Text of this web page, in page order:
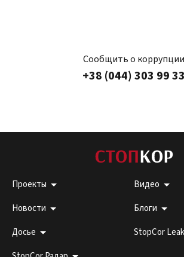
Сообщить о коррупции
+38 (044) 303 99 33
Проекты
Видео
Новости
Блоги
Досье
StopCor